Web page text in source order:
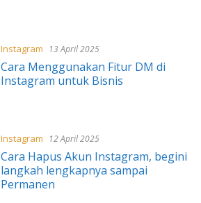
Instagram 13 April 2025
Cara Menggunakan Fitur DM di
Instagram untuk Bisnis
Instagram 12 April 2025
Cara Hapus Akun Instagram, begini
langkah lengkapnya sampai
Permanen